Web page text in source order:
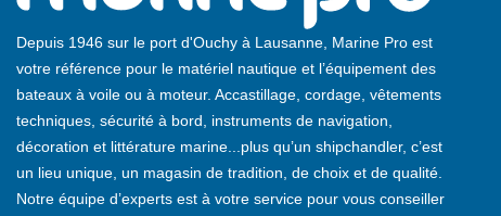
Depuis 1946 sur le port d'Ouchy à Lausanne, Marine Pro est
votre référence pour le matériel nautique et l’équipement des
bateaux à voile ou à moteur. Accastillage, cordage, vêtements
techniques, sécurité à bord, instruments de navigation,
décoration et littérature marine...plus qu’un shipchandler, c’est
un lieu unique, un magasin de tradition, de choix et de qualité.
Notre équipe d’experts est à votre service pour vous conseiller